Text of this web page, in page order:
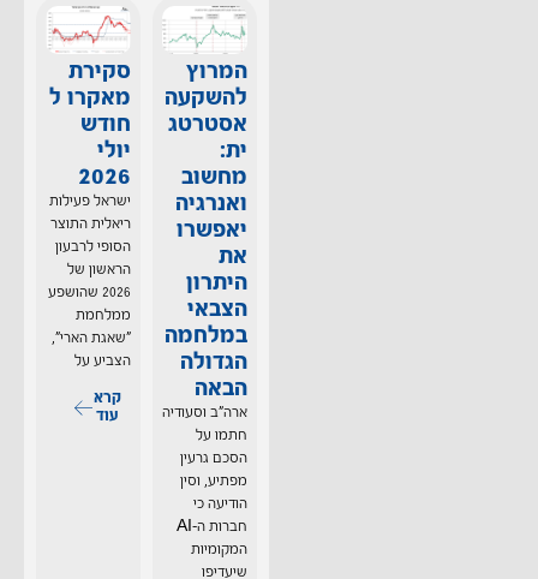
המרוץ
להשקעה
אסטרטג
ית:
מחשוב
ואנרגיה
יאפשרו
את
היתרון
הצבאי
במלחמה
הגדולה
הבאה
ארה"ב וסעודיה
חתמו על
הסכם גרעין
מפתיע, וסין
הודיעה כי
חברות ה–AI
המקומיות
שיעדיפו
סקירת
מאקרו ל
חודש
יולי
2026
ישראל פעילות
ריאלית התוצר
הסופי לרבעון
הראשון של
2026 שהושפע
ממלחמת
"שאגת הארי",
הצביע על
קרא
עוד